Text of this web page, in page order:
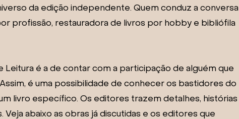
da edição independente. Quem conduz a conversa
profissão, restauradora de livros por hobby e bibliófila
é a de contar com a participação de alguém que
é uma possibilidade de conhecer os bastidores do
livro específico. Os editores trazem detalhes, histórias
abaixo as obras já discutidas e os editores que